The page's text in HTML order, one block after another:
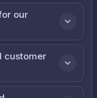
our
customer